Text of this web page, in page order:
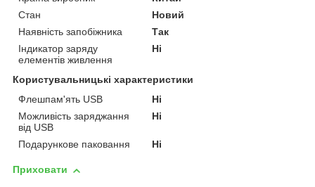
Стан
Новий
Наявність запобіжника
Так
Індикатор заряду
елементів живлення
Ні
Користувальницькі характеристики
Флешпам'ять USB
Ні
Можливість заряджання
від USB
Ні
Подарункове паковання Ні
Приховати